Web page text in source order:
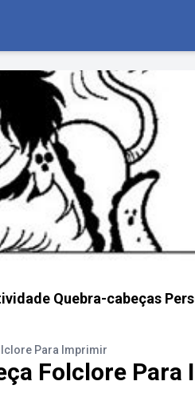
Quebra-cabeças
Para Imprimir
Folclore